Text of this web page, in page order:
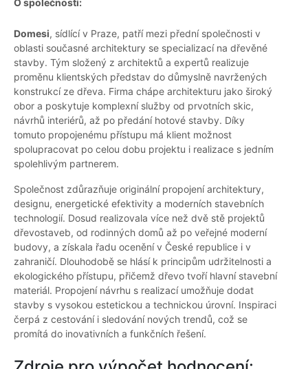
O společnosti:
Domesi, sídlící v Praze, patří mezi přední společnosti v
oblasti současné architektury se specializací na dřevěné
stavby. Tým složený z architektů a expertů realizuje
proměnu klientských představ do důmyslně navržených
konstrukcí ze dřeva. Firma chápe architekturu jako široký
obor a poskytuje komplexní služby od prvotních skic,
návrhů interiérů, až po předání hotové stavby. Díky
tomuto propojenému přístupu má klient možnost
spolupracovat po celou dobu projektu i realizace s jedním
spolehlivým partnerem.
Společnost zdůrazňuje originální propojení architektury,
designu, energetické efektivity a moderních stavebních
technologií. Dosud realizovala více než dvě stě projektů
dřevostaveb, od rodinných domů až po veřejné moderní
budovy, a získala řadu ocenění v České republice i v
zahraničí. Dlouhodobě se hlásí k principům udržitelnosti a
ekologického přístupu, přičemž dřevo tvoří hlavní stavební
materiál. Propojení návrhu s realizací umožňuje dodat
stavby s vysokou estetickou a technickou úrovní. Inspiraci
čerpá z cestování i sledování nových trendů, což se
promítá do inovativních a funkčních řešení.